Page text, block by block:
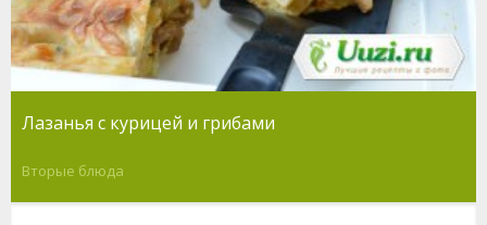
Лазанья с курицей и грибами
Вторые блюда